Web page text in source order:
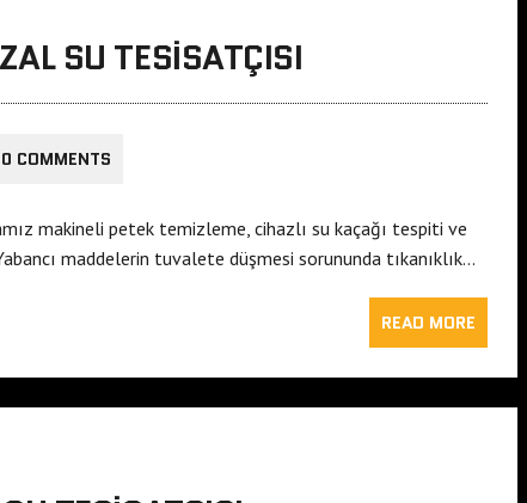
SU TESISATÇISI
0 COMMENTS
makineli petek temizleme, cihazlı su kaçağı tespiti ve
maddelerin tuvalete düşmesi sorununda tıkanıklık…
READ MORE